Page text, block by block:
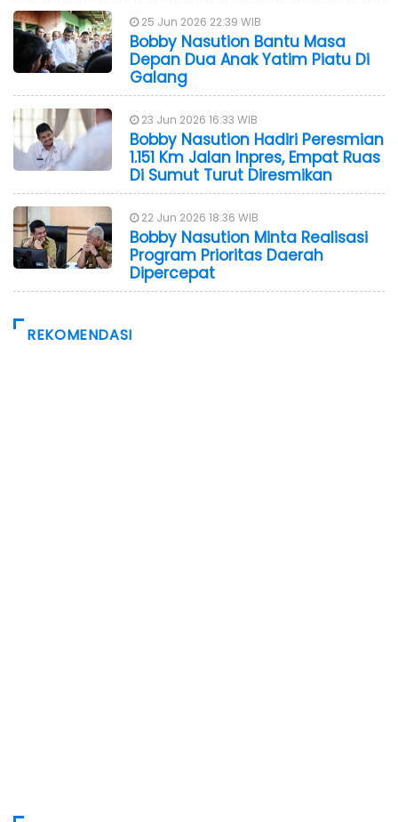
25 Jun 2026 22:39 WIB
Bobby Nasution Bantu Masa
Depan Dua Anak Yatim Piatu Di
Galang
23 Jun 2026 16:33 WIB
Bobby Nasution Hadiri Peresmian
1.151 Km Jalan Inpres, Empat Ruas
Di Sumut Turut Diresmikan
22 Jun 2026 18:36 WIB
Bobby Nasution Minta Realisasi
Program Prioritas Daerah
Dipercepat
REKOMENDASI